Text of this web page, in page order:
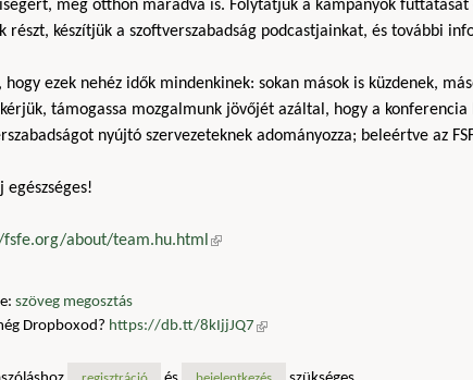
még otthon maradva is. Folytatjuk a kampányok
részt, készítjük a szoftverszabadság podcastjainkat, és további
hogy ezek nehéz idők mindenkinek: sokan mások is küzdenek,
kérjük, támogassa mozgalmunk jövőjét azáltal, hogy a konferencia
nyújtó szervezeteknek adományozza; beleértve az
egészséges!
about/team.hu.html (külső hivatkozás)
szöveg megosztás
Dropboxod? https://db.tt/8kIjjJQ7 (külső hivatkozás)